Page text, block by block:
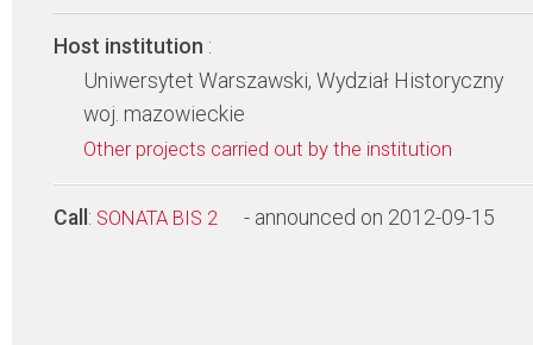
Host institution :
Uniwersytet Warszawski, Wydział Historyczny
woj. mazowieckie
Other projects carried out by the institution
Call : SONATA BIS 2 - announced on 2012-09-15